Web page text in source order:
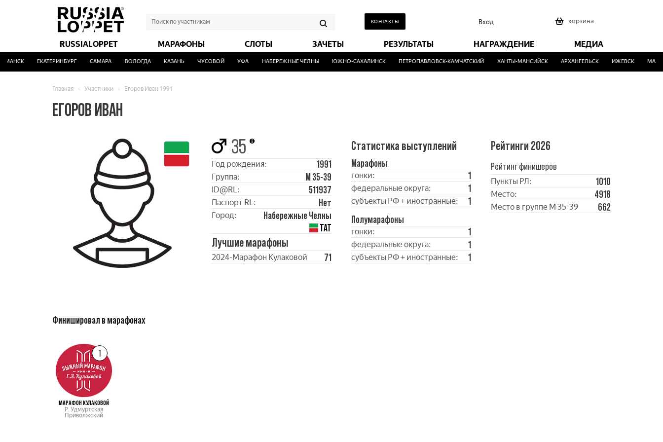
КОНТАКТЫ Вход корзина
RUSSIALOPPET МАРАФОНЫ СЛОТЫ ЗАЧЕТЫ РЕЗУЛЬТАТЫ НАГРАЖДЕНИЕ МЕДИА
ЕКАТЕРИНБУРГ САМАРА ВОЛОГДА КАЗАНЬ ЧУСОВОЙ УФА НАБЕРЕЖНЫЕ ЧЕЛНЫ ЮЖНО-САХАЛИНСК ПЕТРОПАВЛОВСК-КАМЧАТСКИЙ ХАНТЫ-МАНСИЙСК АРХАНГЕЛЬСК ИЖЕВСК
Главная - Участники - Егоров Иван 1991
ЕГОРОВ ИВАН
35
Год рождения: 1991
Группа: М 35-39
ID@RL: 511937
Паспорт RL: Нет
Город:
Набережные Челны
ТАТ
Лучшие марафоны
2024-Марафон Кулаковой 71
Статистика выступлений
Марафоны
гонки: 1
федеральные округа: 1
субъекты РФ + иностранные:
1
Полумарафоны
гонки: 1
федеральные округа: 1
субъекты РФ + иностранные: 1
Рейтинги 2026
Рейтинг финишеров
Пункты РЛ: 1010
Место: 4918
Место в группе М 35-39 662
Финишировал в марафонах
1
МАРАФОН КУЛАКОВОЙ
Р. Удмуртская
Приволжский